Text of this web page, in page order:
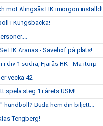
mot Alingsås HK imorgon inställd!
i Kungsbacka!
HK Aranäs - Sävehof på plats!
i div 1 södra, Fjärås HK - Mantorp
vecka 42
spela steg 1 i årets USM!
handboll? Buda hem din biljett...
Tengberg!